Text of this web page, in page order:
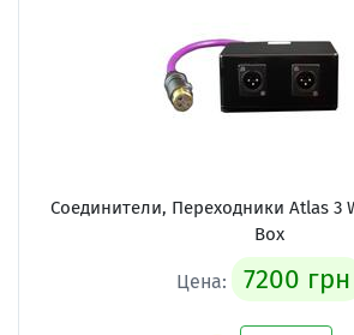
Соединители, Переходники Atlas 3
Box
Цена: 7200 грн